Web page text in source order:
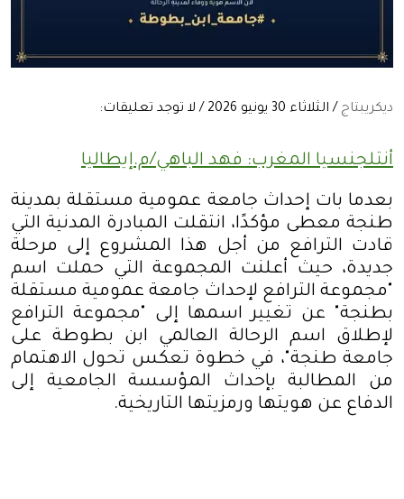
ديكريبتاج / الثلاثاء 30 يونيو 2026 / لا توجد تعليقات:
أنتلجنسيا المغرب: فهد الباهي/م.إيطاليا
بعدما بات إحداث جامعة عمومية مستقلة بمدينة
طنجة معطى مؤكدًا، انتقلت المبادرة المدنية التي
قادت الترافع من أجل هذا المشروع إلى مرحلة
جديدة، حيث أعلنت المجموعة التي حملت اسم
"مجموعة الترافع لإحداث جامعة عمومية مستقلة
بطنجة" عن تغيير اسمها إلى "مجموعة الترافع
لإطلاق اسم الرحالة العالمي ابن بطوطة على
جامعة طنجة"، في خطوة تعكس تحول الاهتمام
من المطالبة بإحداث المؤسسة الجامعية إلى
الدفاع عن هويتها ورمزيتها التاريخية.